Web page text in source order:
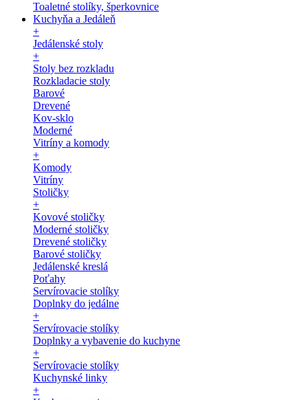
Toaletné stolíky, šperkovnice
Kuchyňa a Jedáleň
+
Jedálenské stoly
+
Stoly bez rozkladu
Rozkladacie stoly
Barové
Drevené
Kov-sklo
Moderné
Vitríny a komody
+
Komody
Vitríny
Stoličky
+
Kovové stoličky
Moderné stoličky
Drevené stoličky
Barové stoličky
Jedálenské kreslá
Poťahy
Servírovacie stolíky
Doplnky do jedálne
+
Servírovacie stolíky
Doplnky a vybavenie do kuchyne
+
Servírovacie stolíky
Kuchynské linky
+